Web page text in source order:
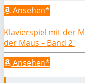
Ansehen*
Klavierspiel mit der
der Maus – Band 2
Ansehen*